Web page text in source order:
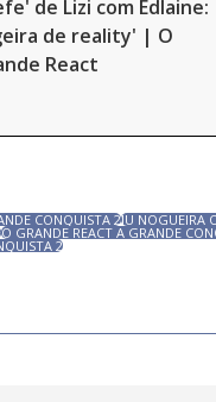
de Lizi com Edlaine:
de reality' | O
React
CONQUISTA 2JU NOGUEIRA
O GRANDE REACT A GRANDE
2